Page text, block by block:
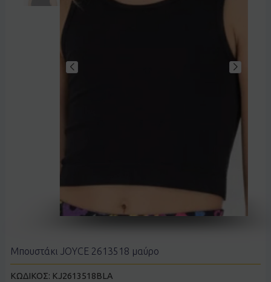
Μπουστάκι JOYCE 2613518 μαύρο
ΚΩΔΙΚΟΣ: KJ2613518BLA